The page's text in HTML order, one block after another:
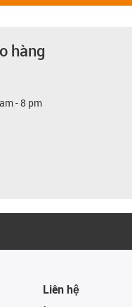
hàng
- 8 pm
Liên hệ